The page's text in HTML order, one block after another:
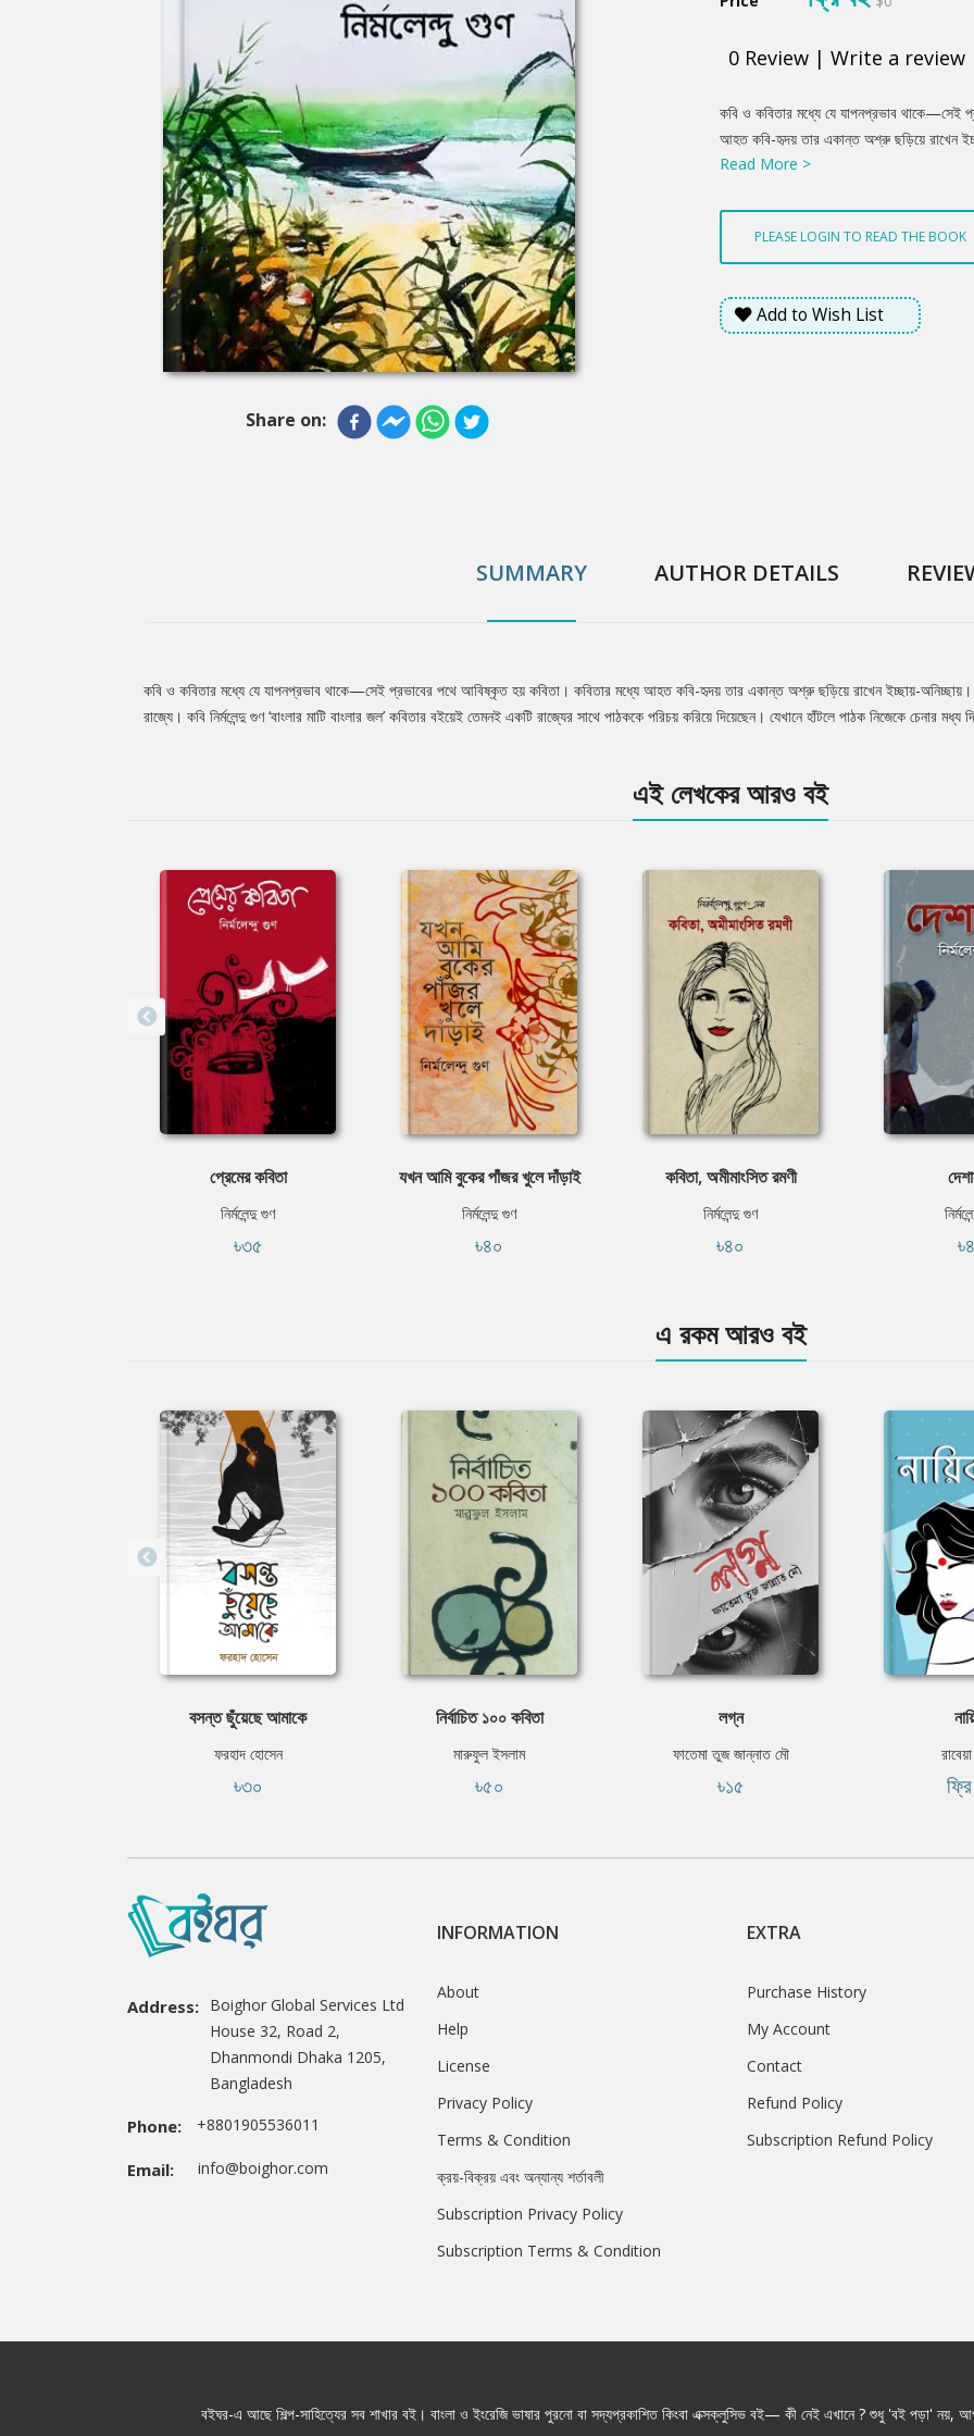
Share on:
0 Review | Write a review
Product
Summery
কবি ও কবিতার মধ্যে যে যাপনপ্রভাব থাকে—সেই
আহত কবি-হৃদয় তার একান্ত অশ্রু ছড়িয়ে রাখেন
পাখা খুঁজে নিয়ে উড়ে যায় কবির তৈরি রাজ্যে। কবি
দিয়ে তার দেশকে অনায়াসে চিনতে পারবে।
Read More >
PLEASE LOGIN TO READ THE BOOK
Add to Wish List
SUMMARY AUTHOR DETAILS
Tab
কবি ও কবিতার মধ্যে যে যাপনপ্রভাব থাকে—সেই প্রভাবের পথে আবিষ্কৃত হয় কবিতা। কবিতার মধ্যে আহত কবি-হৃদয় তার একান্ত অশ্রু ছড়িয়ে রাখেন ইচ্ছায়-অনিচ্ছায়।
রাজ্যে। কবি নির্মলেন্দু গুণ ‘বাংলার মাটি বাংলার জল’ কবিতার বইয়েই তেমনই একটি রাজ্যের সাথে পাঠককে পরিচয় করিয়ে দিয়েছেন। যেখানে হাঁটলে পাঠক নিজেকে চেনার মধ্য
এই লেখকের আরও বই
প্রেমের কবিতা
নির্মলেন্দু গুণ
৳৩৫
যখন আমি বুকের পাঁজর খুলে দাঁড়াই
নির্মলেন্দু গুণ
৳৪০
কবিতা, অমীমাংসিত রমণী
নির্মলেন্দু গুণ
৳৪০
এ রকম আরও বই
বসন্ত ছুঁয়েছে আমাকে
ফরহাদ হোসেন
৳৩০
নির্বাচিত ১০০ কবিতা
মারুফুল ইসলাম
৳৫০
লগ্ন
ফাতেমা তুজ জান্নাত মৌ
৳১৫
Address: Boighor Global Services Ltd
House 32, Road 2,
Dhanmondi Dhaka 1205,
Bangladesh
Phone: +8801905536011
Email: info@boighor.com
INFORMATION
About
Help
License
Privacy Policy
Terms & Condition
ক্রয়-বিক্রয় এবং অন্যান্য শর্তাবলী
Subscription Privacy Policy
Subscription Terms & Condition
EXTRA
Purchase History
My Account
Contact
Refund Policy
Subscription Refund Policy
বইঘর-এ আছে শিল্প-সাহিত্যের সব শাখার বই। বাংলা ও ইংরেজি ভাষার পুরনো বা সদ্যপ্রকাশিত কিংবা এক্সক্লুসিভ বই— কী নেই এখানে ? শুধু 'বই পড়া' নয়,